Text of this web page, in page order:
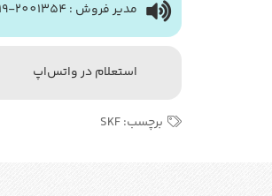
مدیر فروش : 2001354-0919
استعلام در واتس‌اپ
برچسب:SKF